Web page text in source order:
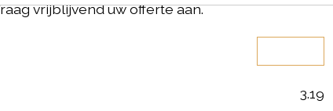
vrijblijvend uw offerte aan.
3.19